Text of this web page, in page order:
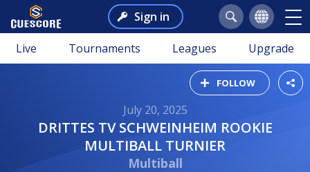
Sign in
Live Tournaments Leagues Upgrade
FOLLOW
July 20, 2025
DRITTES TV SCHWEINHEIM ROOKIE
MULTIBALL TURNIER
Multiball